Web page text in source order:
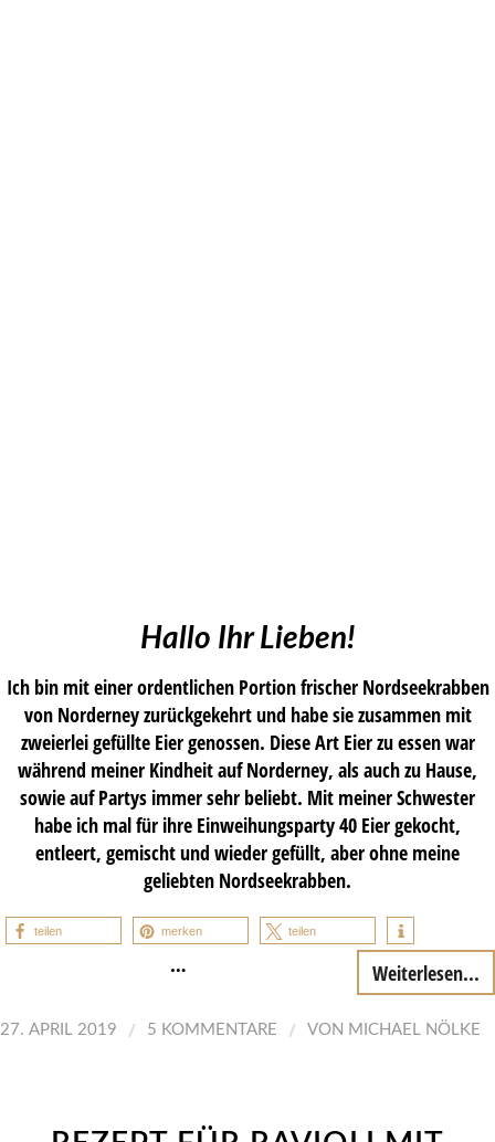
Hallo Ihr Lieben!
Ich bin mit einer ordentlichen Portion frischer Nordseekrabben
von Norderney zurückgekehrt und habe sie zusammen mit
zweierlei gefüllte Eier genossen. Diese Art Eier zu essen war
während meiner Kindheit auf Norderney, als auch zu Hause,
sowie auf Partys immer sehr beliebt. Mit meiner Schwester
habe ich mal für ihre Einweihungsparty 40 Eier gekocht,
entleert, gemischt und wieder gefüllt, aber ohne meine
geliebten Nordseekrabben.
teilen merken teilen
… Weiterlesen...
27. APRIL 2019 / 5 KOMMENTARE / VON MICHAEL NÖLKE